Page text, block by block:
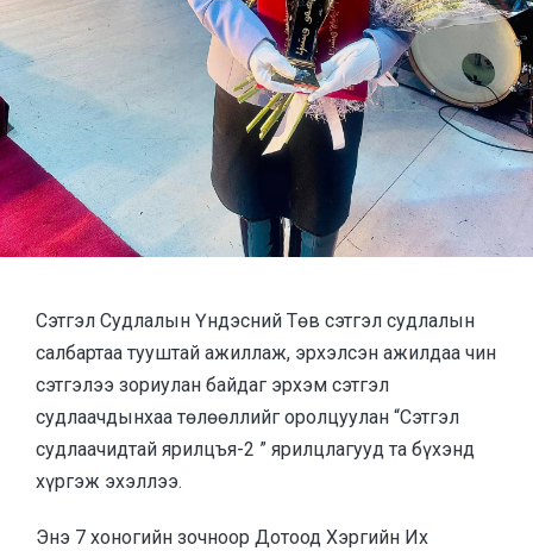
Сэтгэл Судлалын Үндэсний Төв сэтгэл судлалын
салбартаа тууштай ажиллаж, эрхэлсэн ажилдаа чин
сэтгэлээ зориулан байдаг эрхэм сэтгэл
судлаачдынхаа төлөөллийг оролцуулан “Сэтгэл
судлаачидтай ярилцъя-2 ” ярилцлагууд та бүхэнд
хүргэж эхэллээ.
Энэ 7 хоногийн зочноор Дотоод Хэргийн Их